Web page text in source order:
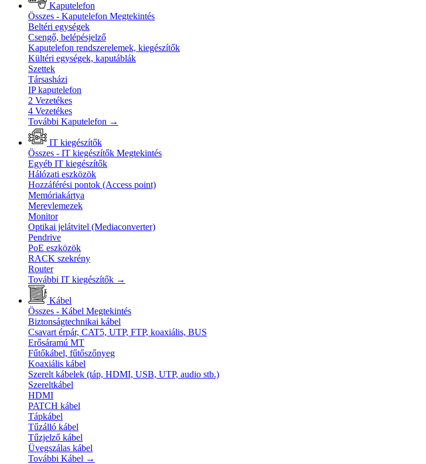
Kaputelefon
Összes - Kaputelefon Megtekintés
Beltéri egységek
Csengő, belépésjelző
Kaputelefon rendszerelemek, kiegészítők
Kültéri egységek, kaputáblák
Szettek
Társasházi
IP kaputelefon
2 Vezetékes
4 Vezetékes
További Kaputelefon →
IT kiegészítők
Összes - IT kiegészítők Megtekintés
Egyéb IT kiegészítők
Hálózati eszközök
Hozzáférési pontok (Access point)
Memóriakártya
Merevlemezek
Monitor
Optikai jelátvitel (Mediaconverter)
Pendrive
PoE eszközök
RACK szekrény
Router
További IT kiegészítők →
Kábel
Összes - Kábel Megtekintés
Biztonságtechnikai kábel
Csavart érpár, CAT5, UTP, FTP, koaxiális, BUS
Erősáramú MT
Fűtőkábel, fűtőszőnyeg
Koaxiális kábel
Szerelt kábelek (táp, HDMI, USB, UTP, audio stb.)
Szereltkábel
HDMI
PATCH kábel
Tápkábel
Tűzálló kábel
Tűzjelző kábel
Üvegszálas kábel
További Kábel →